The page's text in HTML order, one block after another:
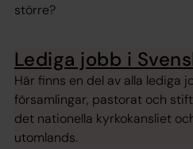
större?
Lediga jobb i
Här finns en del av alla lediga
församlingar, pastorat och
det nationella kyrkokansliet
utomlands.